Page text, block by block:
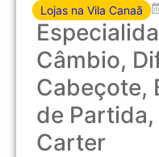
Lojas na Vila Canaã
Câmbio,
Cabeçote,
de
Carter